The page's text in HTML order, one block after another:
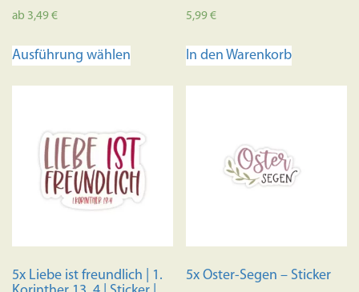
ab 3,49€
Ausführung wählen
auf.
Die
Optionen
können
gewählt
5,99€
In den Warenkorb
5x Liebe ist freundlich | 1.
5x Oster-Segen – Sticker